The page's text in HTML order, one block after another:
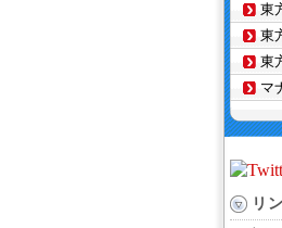
東
東
東
マ
リ